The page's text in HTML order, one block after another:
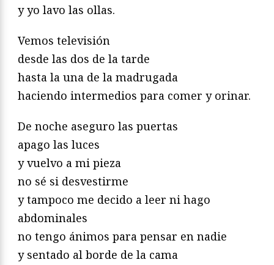
y yo lavo las ollas.
Vemos televisión
desde las dos de la tarde
hasta la una de la madrugada
haciendo intermedios para comer y orinar.
De noche aseguro las puertas
apago las luces
y vuelvo a mi pieza
no sé si desvestirme
y tampoco me decido a leer ni hago
abdominales
no tengo ánimos para pensar en nadie
y sentado al borde de la cama